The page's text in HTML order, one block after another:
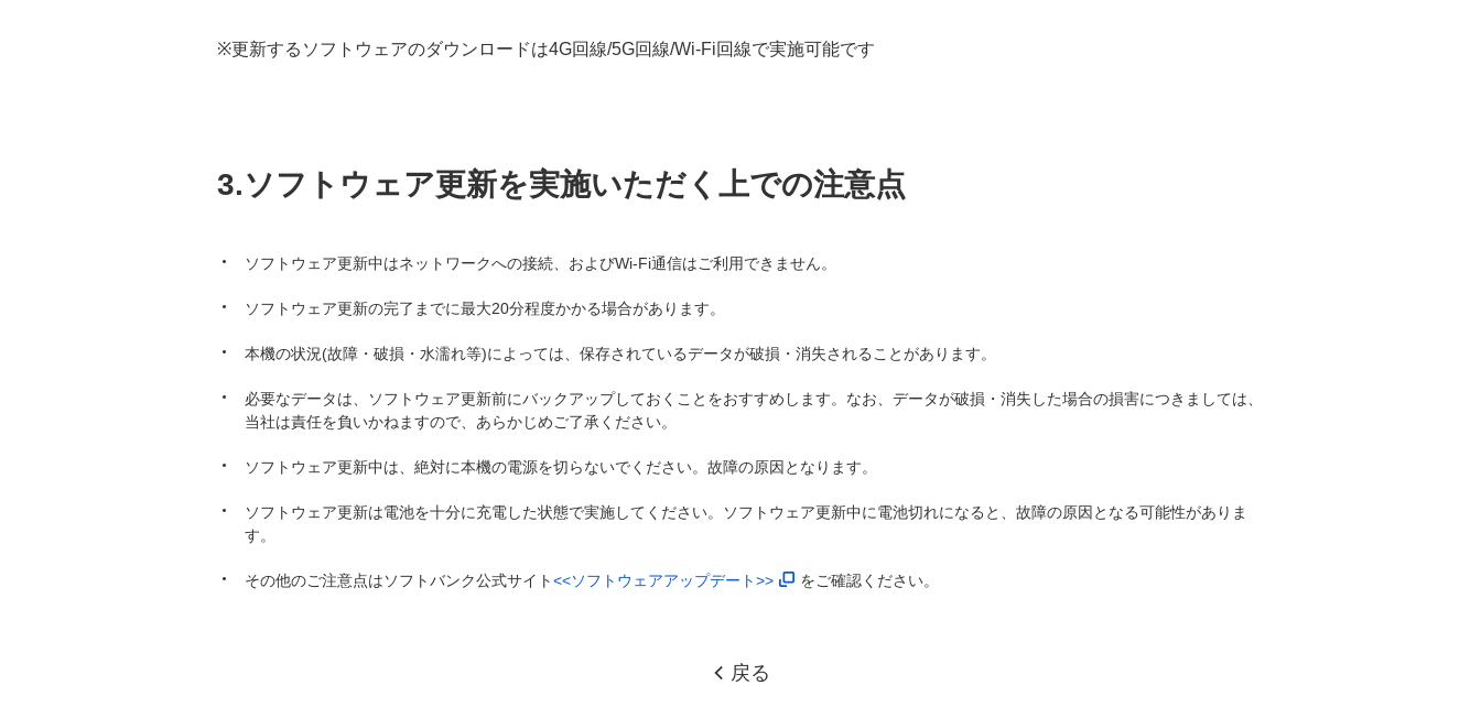
※更新するソフトウェアのダウンロードは4G回線/5G回線/Wi-Fi回線で実施可能です
3.ソフトウェア更新を実施いただく上での注意点
ソフトウェア更新中はネットワークへの接続、およびWi-Fi通信はご利用できません。
ソフトウェア更新の完了までに最大20分程度かかる場合があります。
本機の状況(故障・破損・水濡れ等)によっては、保存されているデータが破損・消失されることがあります。
必要なデータは、ソフトウェア更新前にバックアップしておくことをおすすめします。なお、データが破損・消失した場合の損害につきましては、
当社は責任を負いかねますので、あらかじめご了承ください。
ソフトウェア更新中は、絶対に本機の電源を切らないでください。故障の原因となります。
ソフトウェア更新は電池を十分に充電した状態で実施してください。ソフトウェア更新中に電池切れになると、故障の原因となる可能性がありま
す。
その他のご注意点はソフトバンク公式サイト<<ソフトウェアアップデート>> をご確認ください。
戻る